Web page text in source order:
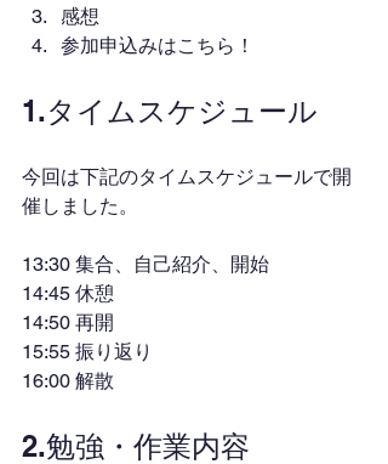
感想
参加申込みはこちら！
1.タイムスケジュール
今回は下記のタイムスケジュールで開
催しました。
13:30 集合、自己紹介、開始
14:45 休憩
14:50 再開
15:55 振り返り
16:00 解散
2.勉強・作業内容